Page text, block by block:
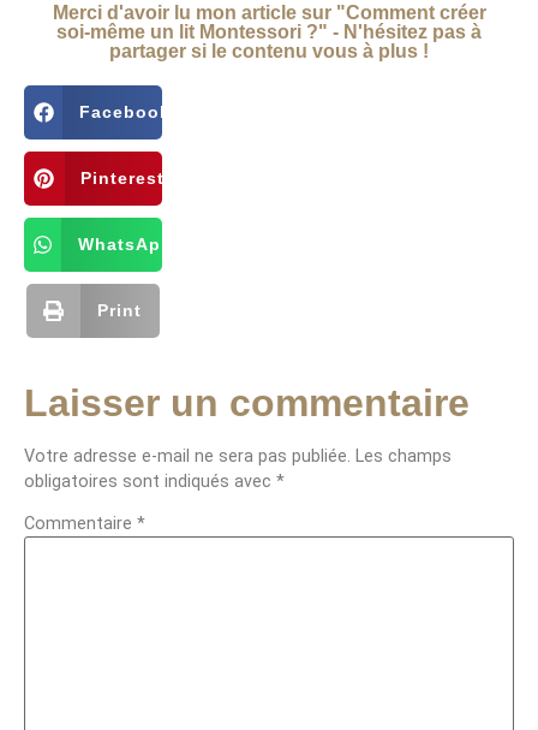
Merci d'avoir lu mon article sur "Comment créer
soi-même un lit Montessori ?" - N'hésitez pas à
partager si le contenu vous à plus !
Facebook
Pinterest
WhatsApp
Print
Laisser un commentaire
Votre adresse e-mail ne sera pas publiée. Les champs
obligatoires sont indiqués avec *
Commentaire *